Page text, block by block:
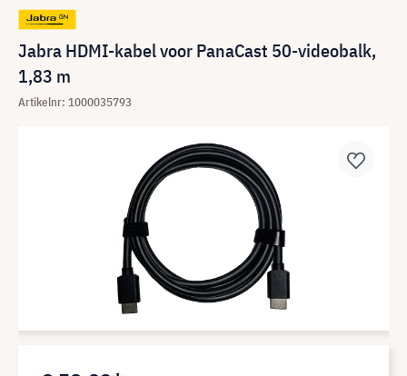
Jabra HDMI-kabel voor PanaCast 50-videobalk,
1,83 m
Artikelnr: 1000035793